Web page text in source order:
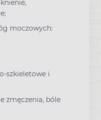
moczowych:
szkieletowe i
zmęczenia, bóle